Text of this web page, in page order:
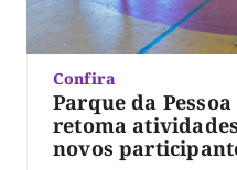
Confira
Parque da
retoma
novos